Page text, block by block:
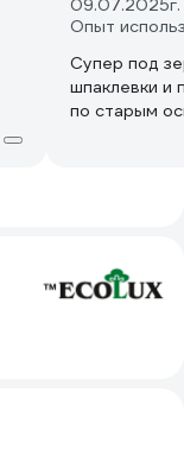
09.07.2025
Опыт
Супер под
шпаклевки и
по старым